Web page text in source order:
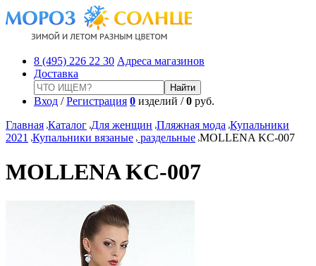
8 (495) 226 22 30 Адреса магазинов
Доставка
Вход /Регистрация 0 изделий /0 руб.
Главная Каталог Для женщин Пляжная мода Купальники
2021 Купальники вязаные раздельные MOLLENA KC-007
MOLLENA KC-007